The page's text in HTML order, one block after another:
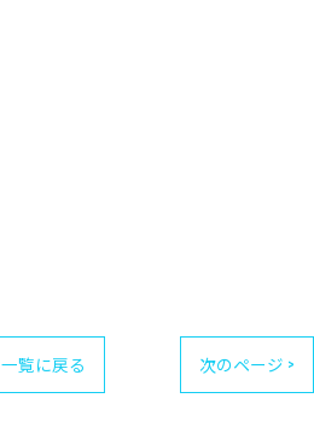
一覧に戻る 次のページ >